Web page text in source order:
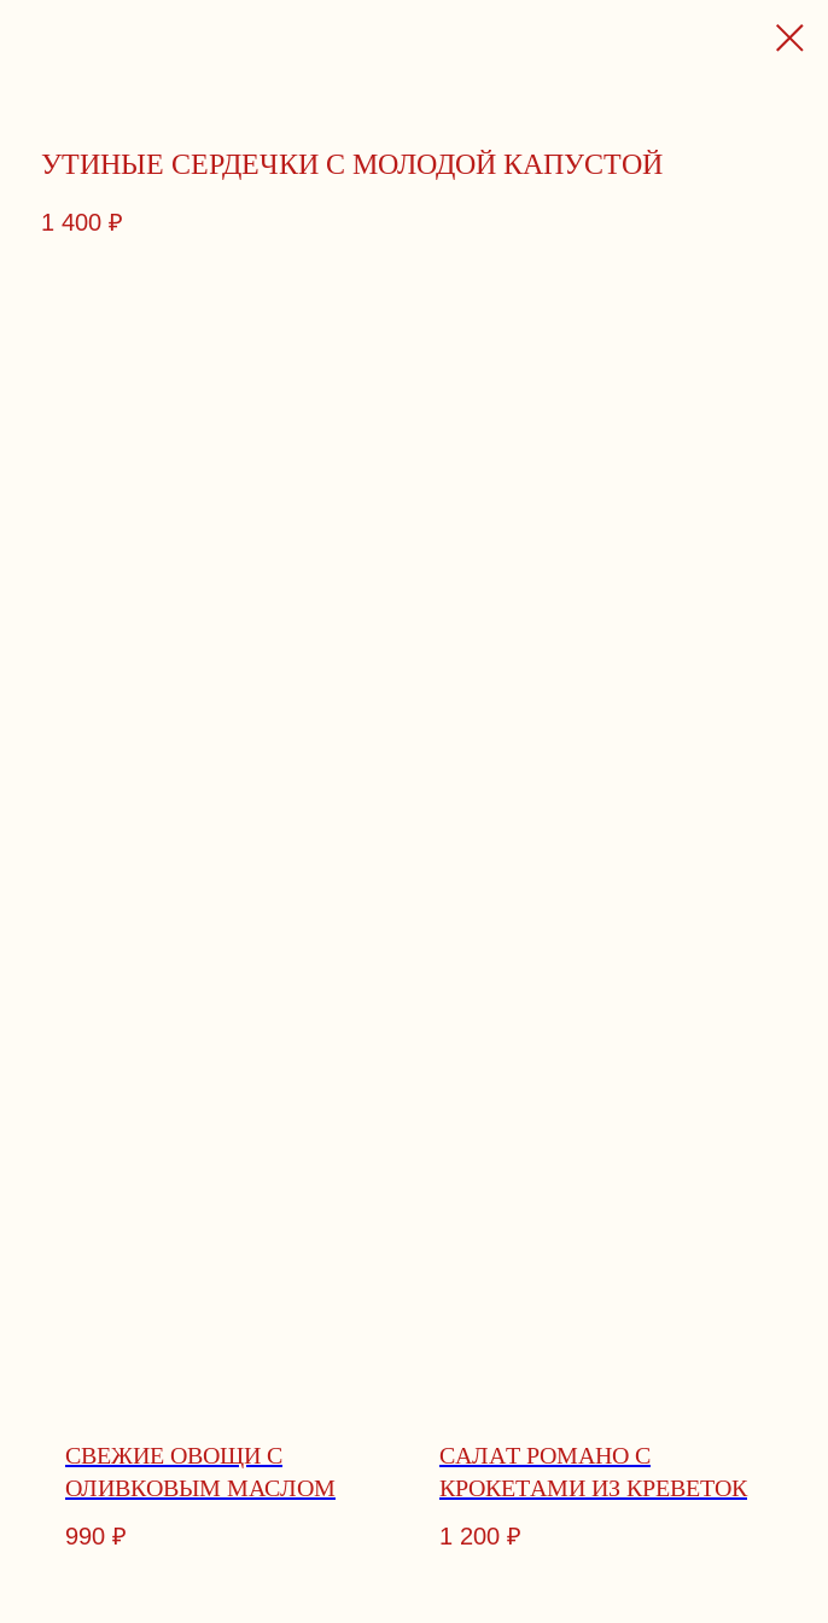
УТИНЫЕ СЕРДЕЧКИ С МОЛОДОЙ КАПУСТОЙ
1 400 ₽
СВЕЖИЕ ОВОЩИ С
ОЛИВКОВЫМ МАСЛОМ
990 ₽
CAЛAТ POМAНO C
КPOКEТAМИ ИЗ КPEВEТOК
1 200 ₽